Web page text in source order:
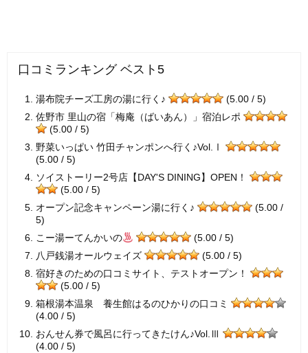
口コミランキング ベスト5
湯布院チーズ工房の湯に行く♪
(5.00 / 5)
佐野市 里山の宿「梅庵（ばいあん）」宿泊レポ
(5.00 / 5)
野菜いっぱい 竹田チャンポンへ行く♪Vol.Ⅰ
(5.00 / 5)
ソイストーリー2号店【DAY'S DINING】OPEN！
(5.00 / 5)
オープン記念キャンペーン湯に行く♪
(5.00 /
5)
こー湯ーてんかいの
(5.00 / 5)
八戸銭湯オールウェイズ
(5.00 / 5)
宿好きのための口コミサイト、テストオープン！
(5.00 / 5)
箱根湯本温泉 養生館はるのひかりの口コミ
(4.00 / 5)
おんせん券で風呂に行ってきたけん♪Vol.Ⅲ
(4.00 / 5)